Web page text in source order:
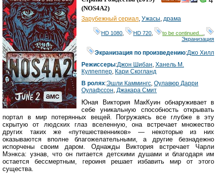
(NOS4A2)
Зарубежный сериал Ужасы драма
HD 1080 HD 720 to be continued...
Экранизация
Экранизация по произведению:Джо Хилл
Режиссеры:Джон Шибан Ханель М.
Кулпеппер Кари Скогланд
В ролях:Эшли Каммингс Оулавюр Дарри
Оулафссон Джакара Смит
Юная Виктория МакКуин обнаруживает в
себе уникальную способность открывать
портал в мир потерянных вещей. Погружаясь все глубже в эту
скрытую от людских глаз вселенную, она встречает множество
других таких же «путешественников» — некоторые из них
оказываются вполне благожелательными, а другие безнадежно
испорчены своим даром. Однажды Виктория встречает Чарли
Мэнкса: узнав, что он питается детскими душами и благодаря им
остается бессмертным, героиня решает избавить мир от этого
существа.